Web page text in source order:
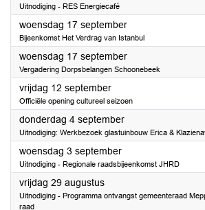
Uitnodiging - RES Energiecafé
woensdag 17 september2025
Bijeenkomst Het Verdrag van Istanbul
woensdag 17 september2025
Vergadering Dorpsbelangen Schoonebeek
vrijdag 12 september2025
Officiële opening cultureel seizoen
donderdag 4 september2025
Uitnodiging: Werkbezoek glastuinbouw Erica &
woensdag 3 september2025
Uitnodiging - Regionale raadsbijeenkomst JHRD
vrijdag 29 augustus2025
Uitnodiging - Programma ontvangst gemeenteraad
raad